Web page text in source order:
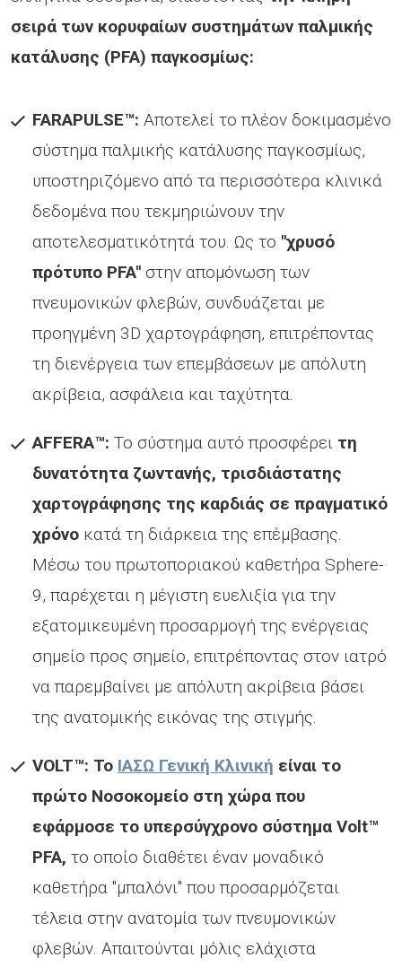
σειρά των κορυφαίων συστημάτων παλμικής
κατάλυσης (PFA) παγκοσμίως:
FARAPULSE™: Αποτελεί το πλέον δοκιμασμένο
σύστημα παλμικής κατάλυσης παγκοσμίως,
υποστηριζόμενο από τα περισσότερα κλινικά
δεδομένα που τεκμηριώνουν την
αποτελεσματικότητά του. Ως το "χρυσό
πρότυπο PFA" στην απομόνωση των
πνευμονικών φλεβών, συνδυάζεται με
προηγμένη 3D χαρτογράφηση, επιτρέποντας
τη διενέργεια των επεμβάσεων με απόλυτη
ακρίβεια, ασφάλεια και ταχύτητα.
AFFERA™: Το σύστημα αυτό προσφέρει τη
δυνατότητα ζωντανής, τρισδιάστατης
χαρτογράφησης της καρδιάς σε πραγματικό
χρόνο κατά τη διάρκεια της επέμβασης.
Μέσω του πρωτοποριακού καθετήρα Sphere-
9, παρέχεται η μέγιστη ευελιξία για την
εξατομικευμένη προσαρμογή της ενέργειας
σημείο προς σημείο, επιτρέποντας στον ιατρό
να παρεμβαίνει με απόλυτη ακρίβεια βάσει
της ανατομικής εικόνας της στιγμής.
VOLT™: Το ΙΑΣΩ Γενική Κλινική είναι το
πρώτο Νοσοκομείο στη χώρα που
εφάρμοσε το υπερσύγχρονο σύστημα Volt™
PFA, το οποίο διαθέτει έναν μοναδικό
καθετήρα "μπαλόνι" που προσαρμόζεται
τέλεια στην ανατομία των πνευμονικών
φλεβών. Απαιτούνται μόλις ελάχιστα